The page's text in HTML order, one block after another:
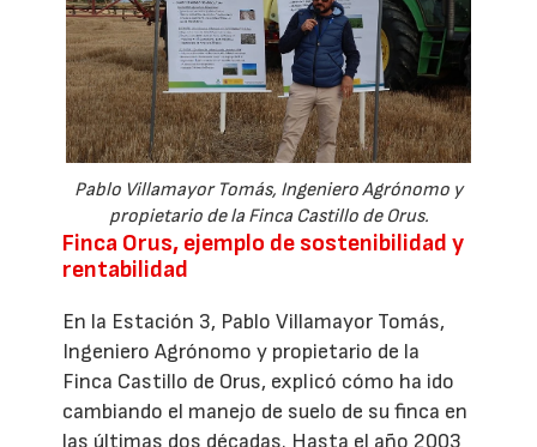
Pablo Villamayor Tomás, Ingeniero Agrónomo y
propietario de la Finca Castillo de Orus.
Finca Orus, ejemplo de sostenibilidad y
rentabilidad
En la Estación 3, Pablo Villamayor Tomás,
Ingeniero Agrónomo y propietario de la
Finca Castillo de Orus, explicó cómo ha ido
cambiando el manejo de suelo de su finca en
las últimas dos décadas. Hasta el año 2003